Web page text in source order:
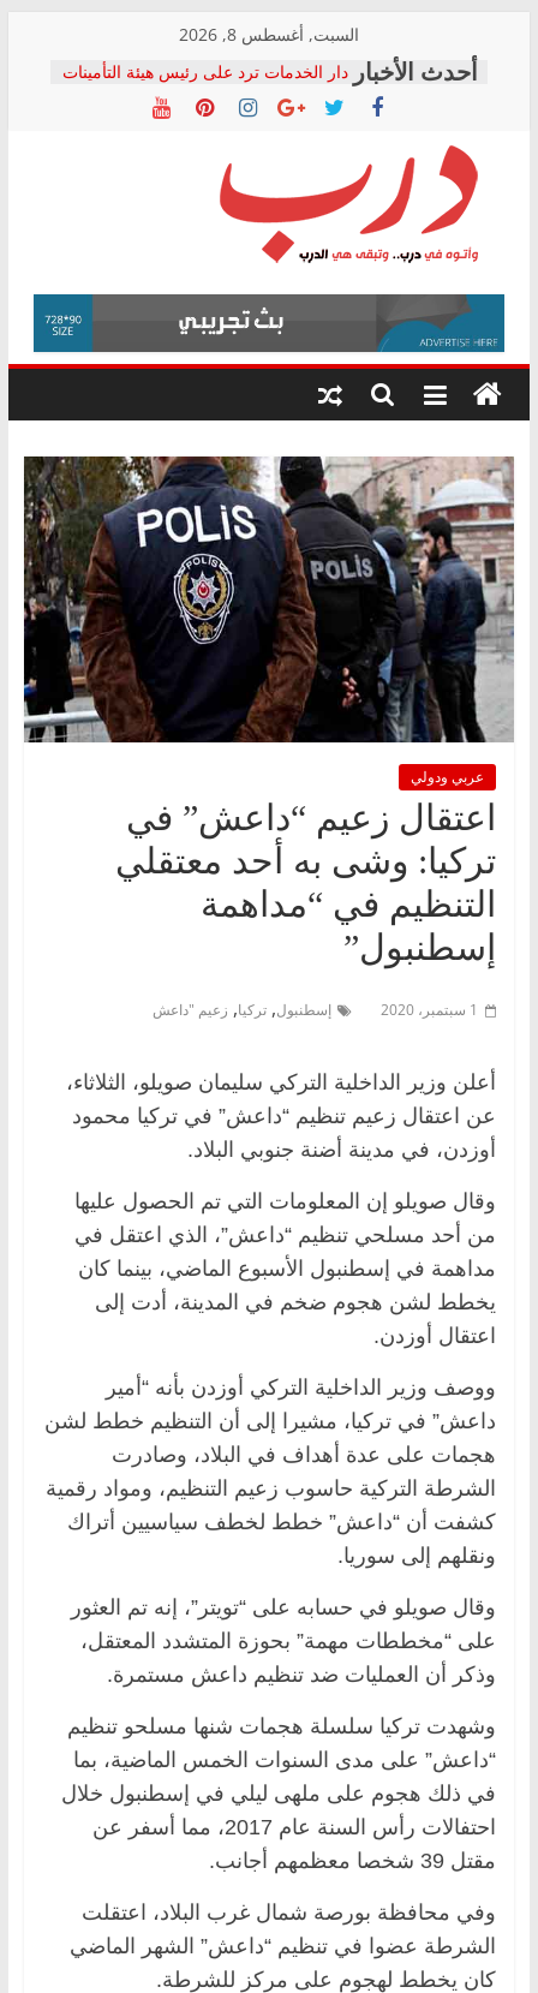
content
السبت, أغسطس 8, 2026
دار الخدمات ترد على رئيس هيئة التأمينات
بعد مؤتمره الصحفي: إنكار الأزمة لا ينهي
معاناة أصحاب المعاشات.. ونطالب بكشف
فرحات سليمان يكتب: القطاع الصحي إلى
أين؟
حزب التحالف الشعبي يطلق لجنة “الحق
في الصحة” بالإسكندرية لرصد الانتهاكات
ودعم المرضى
الوزاري لمدينة الصحفيين.. وانتهاء أعمال
إنشاء المبنى الإداري
المجلس القومي لحقوق الإنسان يعلن
متابعة قضية الدكتور محمد زهران.. ويؤكد:
قرينة البراءة وضمانات المحاكمة العادلة
درب
وأتوه
درب..
وتبقى
هي
عربي ودولي
اعتقال زعيم “داعش” في
تركيا: وشى به أحد معتقلي
التنظيم في “مداهمة
إسطنبول”
1 سبتمبر، 2020 إسطنبول, تركيا, زعيم "داعش
أعلن وزير الداخلية التركي سليمان صويلو، الثلاثاء،
عن اعتقال زعيم تنظيم “داعش” في تركيا محمود
أوزدن، في مدينة أضنة جنوبي البلاد.
وقال صويلو إن المعلومات التي تم الحصول عليها
من أحد مسلحي تنظيم “داعش”، الذي اعتقل في
مداهمة في إسطنبول الأسبوع الماضي، بينما كان
يخطط لشن هجوم ضخم في المدينة، أدت إلى
اعتقال أوزدن.
ووصف وزير الداخلية التركي أوزدن بأنه “أمير
داعش” في تركيا، مشيرا إلى أن التنظيم خطط لشن
هجمات على عدة أهداف في البلاد، وصادرت
الشرطة التركية حاسوب زعيم التنظيم، ومواد رقمية
كشفت أن “داعش” خطط لخطف سياسيين أتراك
ونقلهم إلى سوريا.
وقال صويلو في حسابه على “تويتر”، إنه تم العثور
على “مخططات مهمة” بحوزة المتشدد المعتقل،
وذكر أن العمليات ضد تنظيم داعش مستمرة.
وشهدت تركيا سلسلة هجمات شنها مسلحو تنظيم
“داعش” على مدى السنوات الخمس الماضية، بما
في ذلك هجوم على ملهى ليلي في إسطنبول خلال
احتفالات رأس السنة عام 2017، مما أسفر عن
مقتل 39 شخصا معظمهم أجانب.
وفي محافظة بورصة شمال غرب البلاد، اعتقلت
الشرطة عضوا في تنظيم “داعش” الشهر الماضي
كان يخطط لهجوم على مركز للشرطة.